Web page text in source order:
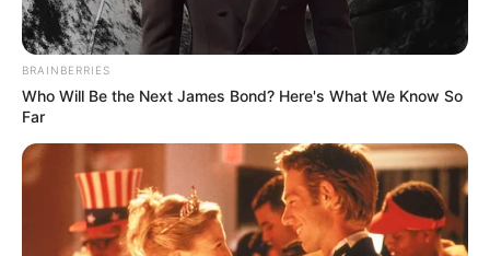
Hombre es condenado a
más de 500 años de cana
asesinato de un niño
BOGOTÁ
Pasó en Bogotá: Niñeras
de una bebé de seis
meses la raptaron para
BRAINBERRIES
Who Will Be the Next James Bond? Here's What We Know So
Far